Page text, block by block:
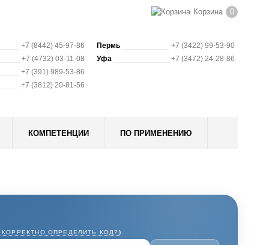
Корзина 0
+7 (8442) 45-97-86
+7 (4732) 03-11-08
+7 (391) 989-53-86
+7 (3812) 20-81-56
Пермь
+7 (3422) 99-53-90
Уфа
+7 (3472) 24-28-86
КОМПЕТЕНЦИИ ПО ПРИМЕНЕНИЮ
КОРРЕКТНО ОПРЕДЕЛИТЬ КОД? )